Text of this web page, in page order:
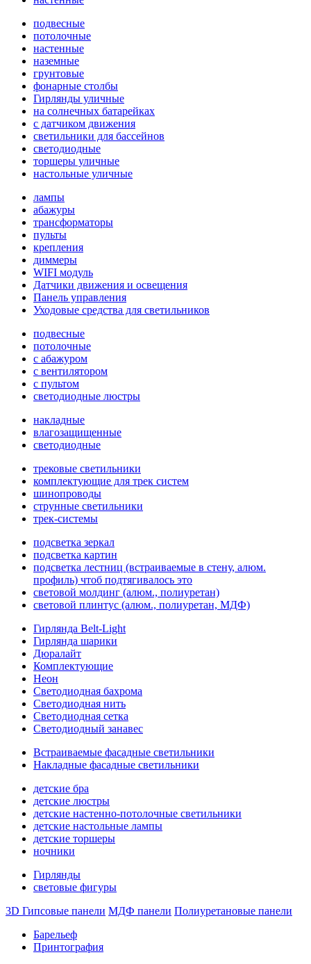
подвесные
потолочные
настенные
наземные
грунтовые
фонарные столбы
Гирлянды уличные
на солнечных батарейках
с датчиком движения
светильники для бассейнов
светодиодные
торшеры уличные
настольные уличные
лампы
абажуры
трансформаторы
пульты
крепления
диммеры
WIFI модуль
Датчики движения и освещения
Панель управления
Уходовые средства для светильников
подвесные
потолочные
с абажуром
с вентилятором
с пультом
светодиодные люстры
накладные
влагозащищенные
светодиодные
трековые светильники
комплектующие для трек систем
шинопроводы
струнные светильники
трек-системы
подсветка зеркал
подсветка картин
подсветка лестниц (встраиваемые в стену, алюм.
профиль) чтоб подтягивалось это
световой молдинг (алюм., полиуретан)
световой плинтус (алюм., полиуретан, МДФ)
Гирлянда Belt-Light
Гирлянда шарики
Дюралайт
Комплектующие
Неон
Светодиодная бахрома
Светодиодная нить
Светодиодная сетка
Светодиодный занавес
Встраиваемые фасадные светильники
Накладные фасадные светильники
детские бра
детские люстры
детские настенно-потолочные светильники
детские настольные лампы
детские торшеры
ночники
Гирлянды
световые фигуры
3D Гипсовые панели МДФ панели Полиуретановые панели
Барельеф
Принтография